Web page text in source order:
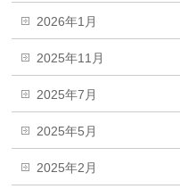
2026年1月
2025年11月
2025年7月
2025年5月
2025年2月